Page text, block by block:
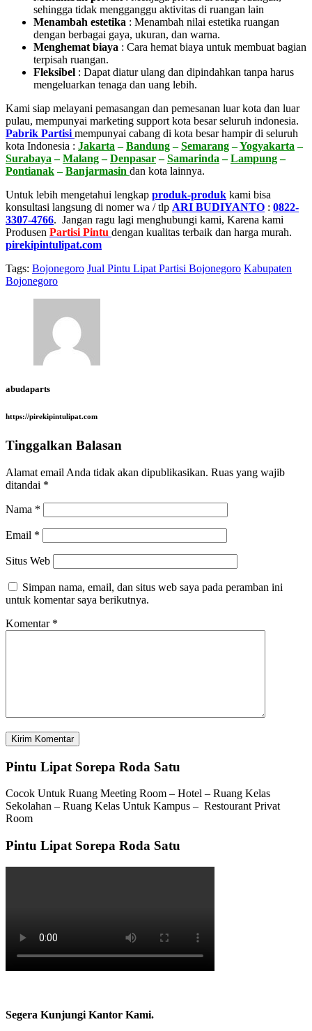
sehingga tidak mengganggu aktivitas di ruangan lain
Menambah estetika : Menambah nilai estetika ruangan
dengan berbagai gaya, ukuran, dan warna.
Menghemat biaya : Cara hemat biaya untuk membuat bagian
terpisah ruangan.
Fleksibel : Dapat diatur ulang dan dipindahkan tanpa harus
mengeluarkan tenaga dan uang lebih.
Kami siap melayani pemasangan dan pemesanan luar kota dan luar
pulau, mempunyai marketing support kota besar seluruh indonesia.
Pabrik Partisi mempunyai cabang di kota besar hampir di seluruh
kota Indonesia : Jakarta –Bandung–Semarang–Yogyakarta –
Surabaya –Malang–Denpasar–Samarinda –Lampung–
Pontianak–Banjarmasin dan kota lainnya.
Untuk lebih mengetahui lengkap produk-produk kami bisa
konsultasi langsung di nomer wa / tlp ARI BUDIYANTO : 0822-
3307-4766. Jangan ragu lagi menghubungi kami, Karena kami
Produsen Partisi Pintu dengan kualitas terbaik dan harga murah.
pirekipintulipat.com
Tags: Bojonegoro Jual Pintu Lipat Partisi Bojonegoro Kabupaten
Bojonegoro
abudaparts
https://pirekipintulipat.com
Tinggalkan Balasan
Alamat email Anda tidak akan dipublikasikan. Ruas yang wajib
ditandai *
Nama *
Email *
Situs Web
Simpan nama, email, dan situs web saya pada peramban ini
untuk komentar saya berikutnya.
Komentar *
Pintu Lipat Sorepa Roda Satu
Cocok Untuk Ruang Meeting Room – Hotel – Ruang Kelas
Sekolahan – Ruang Kelas Untuk Kampus – Restourant Privat
Room
Pintu Lipat Sorepa Roda Satu
Segera Kunjungi Kantor Kami.